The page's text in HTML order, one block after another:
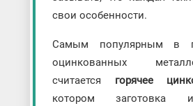
свои особенности.
Самым популярным в
оцинкованных
считается горячее
котором заготовка